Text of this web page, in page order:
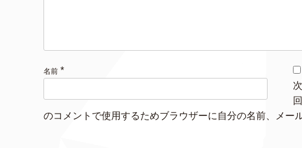
名前 *
次
回
のコメントで使用するためブラウザーに自分の名前、メー